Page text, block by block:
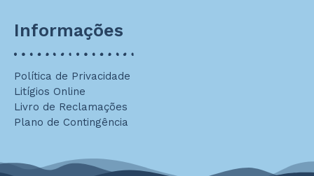
Informações
Política de Privacidade
Litígios Online
Livro de Reclamações
Plano de Contingência